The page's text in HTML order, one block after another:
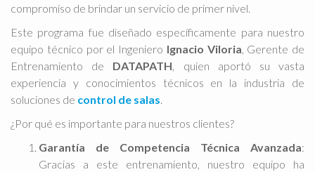
compromiso de brindar un servicio de primer nivel.
Este programa fue diseñado específicamente para nuestro
equipo técnico por el Ingeniero Ignacio Viloria , Gerente de
Entrenamiento de DATAPATH , quien aportó su vasta
experiencia y conocimientos técnicos en la industria de
soluciones de control de salas
¿Por qué es importante para nuestros clientes?
Garantía de Competencia Técnica Avanzada:
Gracias a este entrenamiento, nuestro equipo ha